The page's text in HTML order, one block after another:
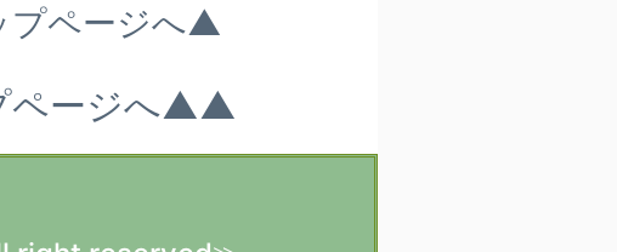
プページへ▲
ページへ▲▲